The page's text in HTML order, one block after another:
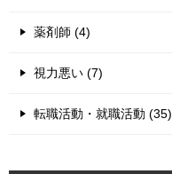
薬剤師 (4)
視力悪い (7)
転職活動・就職活動 (35)